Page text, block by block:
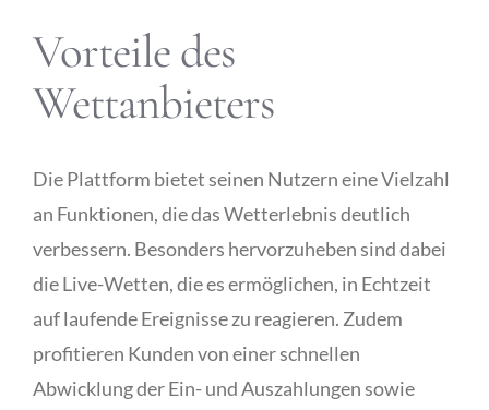
Vorteile des
Wettanbieters
Die Plattform bietet seinen Nutzern eine Vielzahl
an Funktionen, die das Wetterlebnis deutlich
verbessern. Besonders hervorzuheben sind dabei
die Live-Wetten, die es ermöglichen, in Echtzeit
auf laufende Ereignisse zu reagieren. Zudem
profitieren Kunden von einer schnellen
Abwicklung der Ein- und Auszahlungen sowie